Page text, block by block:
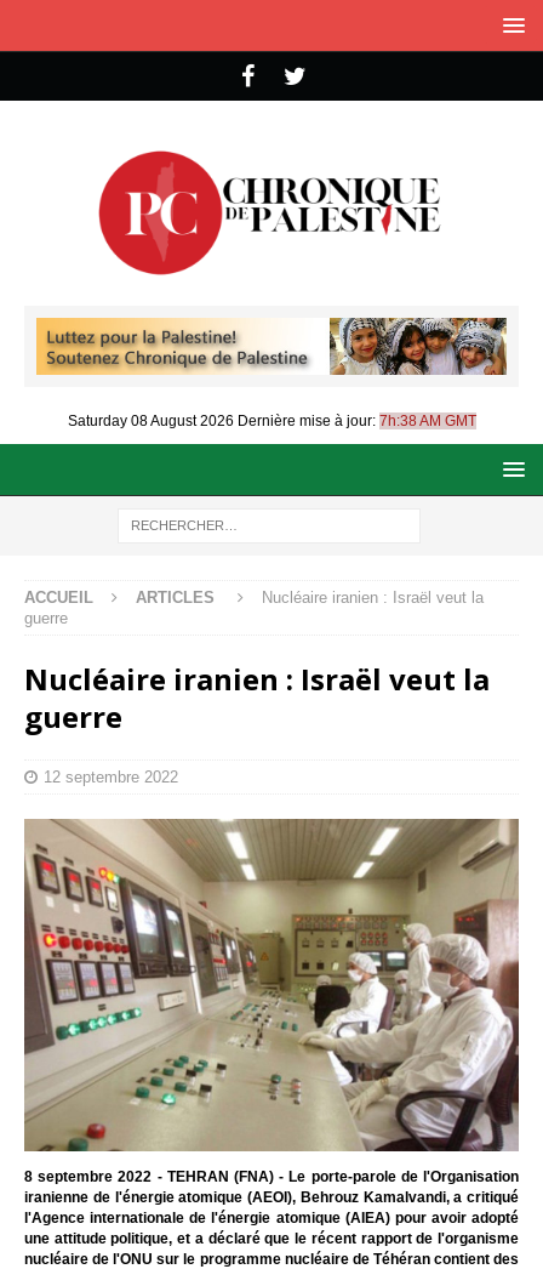
Saturday 08 August 2026 Dernière mise à jour: 7h:38 AM GMT
ACCUEIL ARTICLES
Nucléaire iranien : Israël veut la
guerre
Nucléaire iranien : Israël veut la
guerre
12 septembre 2022
8 septembre 2022 - TEHRAN (FNA) - Le porte-parole de l'Organisation
iranienne de l'énergie atomique (AEOI), Behrouz Kamalvandi, a critiqué
l'Agence internationale de l'énergie atomique (AIEA) pour avoir adopté
une attitude politique, et a déclaré que le récent rapport de l'organisme
nucléaire de l'ONU sur le programme nucléaire de Téhéran contient des